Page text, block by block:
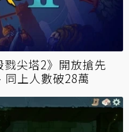
尖塔2》開放搶先
同上人數破28萬